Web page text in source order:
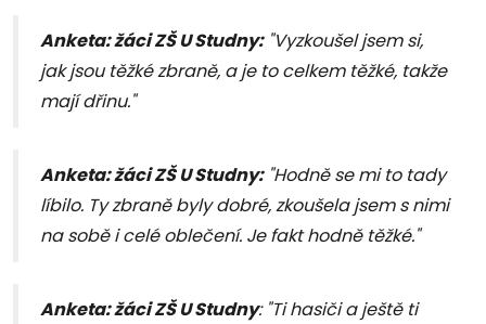
Anketa: žáci ZŠ U Studny:"Vyzkoušel jsem si,
jak jsou těžké zbraně, a je to celkem těžké, takže
mají dřinu."
Anketa: žáci ZŠ U Studny:"Hodně se mi to tady
líbilo. Ty zbraně byly dobré, zkoušela jsem s nimi
na sobě i celé oblečení. Je fakt hodně těžké."
Anketa: žáci ZŠ U Studny: "Ti hasiči a ještě ti